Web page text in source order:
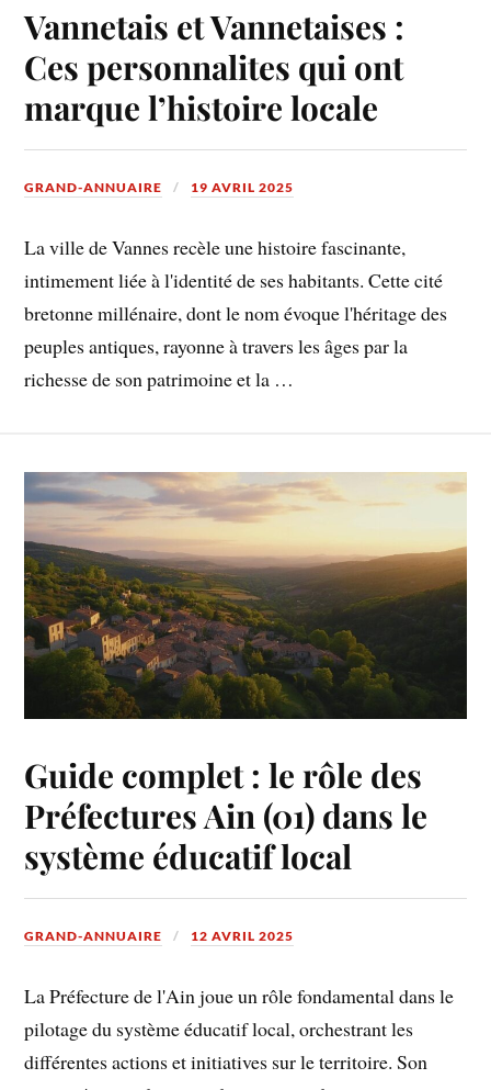
Vannetais et Vannetaises :
Ces personnalites qui ont
marque l’histoire locale
GRAND-ANNUAIRE 19 AVRIL 2025
La ville de Vannes recèle une histoire fascinante,
intimement liée à l'identité de ses habitants. Cette cité
bretonne millénaire, dont le nom évoque l'héritage des
peuples antiques, rayonne à travers les âges par la
richesse de son patrimoine et la …
Guide complet : le rôle des
Préfectures Ain (01) dans le
système éducatif local
GRAND-ANNUAIRE 12 AVRIL 2025
La Préfecture de l'Ain joue un rôle fondamental dans le
pilotage du système éducatif local, orchestrant les
différentes actions et initiatives sur le territoire. Son